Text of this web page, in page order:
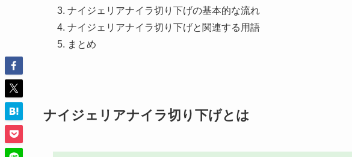
ナイジェリアナイラ切り下げの基本的な流れ
ナイジェリアナイラ切り下げと関連する用語
まとめ
ナイジェリアナイラ切り下げとは